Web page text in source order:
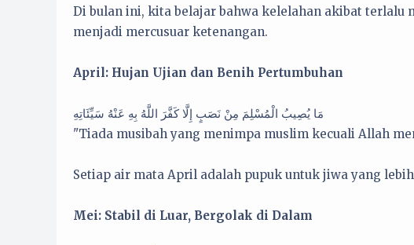
Di bulan ini, kita belajar bahwa kelelahan akibat
menjadi mercusuar ketenangan.
April: Hujan Ujian dan Benih Pertumbuhan
مَا يُصِيبُ الْمُسْلِمَ مِنْ نَصَبٍ إِلَّا كَفَّرَ اللَّهُ بِهِ عَنْهُ سَيِّئَاتِهِ
"Tiada musibah yang menimpa muslim kecuali Allah
Setiap air mata April adalah pupuk untuk jiwa yang
Mei: Stabil di Luar, Bergolak di Dalam